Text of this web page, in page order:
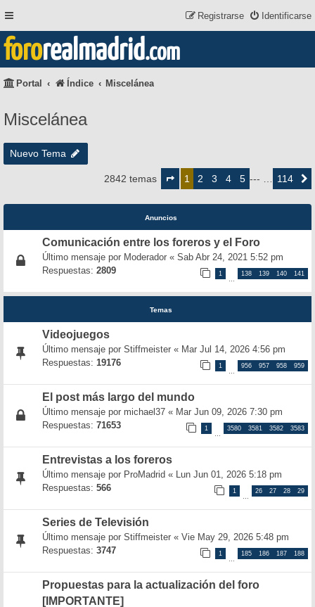
Identificarse
Registrarse
fororealmadrid.com
Portal Índice Miscelánea
Miscelánea
Nuevo Tema
2842 temas
de
1 2 3 4 5 --- … 114
Anuncios
Comunicación entre los foreros y el Foro
Último mensaje por Moderador « Sab Abr 24, 2021 5:52 pm
Respuestas: 2809 1
…
138 139 140 141
Temas
Videojuegos
Último mensaje por Stiffmeister « Mar Jul 14, 2026 4:56 pm
Respuestas: 19176 1
…
956 957 958 959
El post más largo del mundo
Último mensaje por michael37 « Mar Jun 09, 2026 7:30 pm
Respuestas: 71653 1
…
3580 3581 3582 3583
Entrevistas a los foreros
Último mensaje por ProMadrid « Lun Jun 01, 2026 5:18 pm
Respuestas: 566 1
…
26 27 28 29
Series de Televisión
Último mensaje por Stiffmeister « Vie May 29, 2026 5:48 pm
Respuestas: 3747 1
…
185 186 187 188
Propuestas para la actualización del foro
[IMPORTANTE]